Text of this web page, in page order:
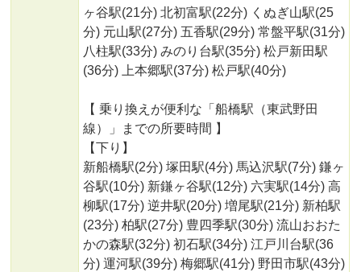
ヶ谷駅(21分) 北初富駅(22分) くぬぎ山駅(25
分) 元山駅(27分) 五香駅(29分) 常盤平駅(31分)
八柱駅(33分) みのり台駅(35分) 松戸新田駅
(36分) 上本郷駅(37分) 松戸駅(40分)
【 乗り換えが便利な「船橋駅（東武野田
線）」までの所要時間 】
【下り】
新船橋駅(2分) 塚田駅(4分) 馬込沢駅(7分) 鎌ヶ
谷駅(10分) 新鎌ヶ谷駅(12分) 六実駅(14分) 高
柳駅(17分) 逆井駅(20分) 増尾駅(21分) 新柏駅
(23分) 柏駅(27分) 豊四季駅(30分) 流山おおた
かの森駅(32分) 初石駅(34分) 江戸川台駅(36
分) 運河駅(39分) 梅郷駅(41分) 野田市駅(43分)